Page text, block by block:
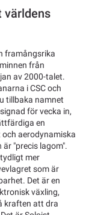
världens
framångsrika
från
av 2000-talet.
i CSC och
tillbaka namnet
för vecka in,
en
och aerodynamiska
"precis lagom".
mer
som är
Det är en
växling,
kraften att dra